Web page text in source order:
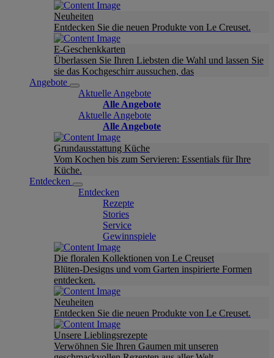
Neuheiten
Entdecken Sie die neuen Produkte von Le Creuset.
E-Geschenkkarten
Überlassen Sie Ihren Liebsten die Wahl und lassen Sie
sie das Kochgeschirr aussuchen, das
Angebote
Aktuelle Angebote
Alle Angebote
Aktuelle Angebote
Alle Angebote
Grundausstattung Küche
Vom Kochen bis zum Servieren: Essentials für Ihre
Küche.
Entdecken
Entdecken
Rezepte
Stories
Service
Gewinnspiele
Die floralen Kollektionen von Le Creuset
Blüten-Designs und vom Garten inspirierte Formen
entdecken.
Neuheiten
Entdecken Sie die neuen Produkte von Le Creuset.
Unsere Lieblingsrezepte
Verwöhnen Sie Ihren Gaumen mit unseren